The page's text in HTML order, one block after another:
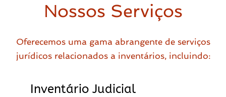
Nossos Serviços
Oferecemos uma gama abrangente de serviços
jurídicos relacionados a inventários, incluindo:
Inventário Judicial